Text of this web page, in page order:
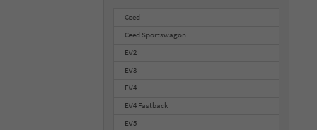
Ceed
Ceed Sportswagon
EV2
EV3
EV4
EV4 Fastback
EV5